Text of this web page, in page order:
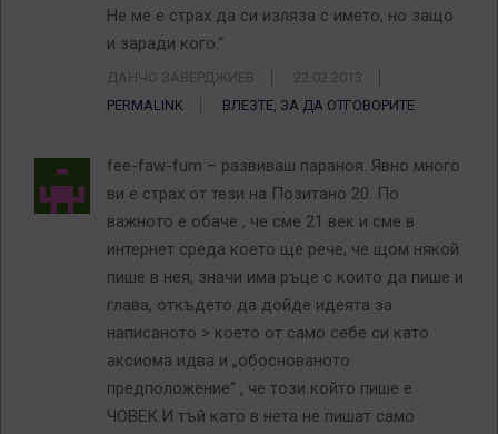
Не ме е страх да си изляза с името, но защо
и заради кого.“
ДАНЧО ЗАВЕРДЖИЕВ
22.02.2013
PERMALINK
ВЛЕЗТЕ, ЗА ДА ОТГОВОРИТЕ
fee-faw-fum – развиваш параноя. Явно много
ви е страх от тези на Позитано 20. По
важното е обаче , че сме 21 век и сме в
интернет среда което ще рече, че щом някой
пише в нея, значи има ръце с които да пише и
глава, откъдето да дойде идеята за
написаното > което от само себе си като
аксиома идва и „обоснованото
предположение“ , че този който пише е
ЧОВЕК.И тъй като в нета не пишат само